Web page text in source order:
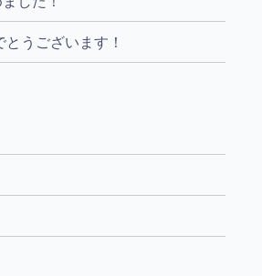
うございます！